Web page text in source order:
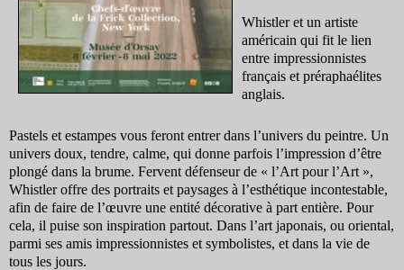
Whistler et un artiste
américain qui fit le lien
entre impressionnistes
français et préraphaélites
anglais.
Pastels et estampes vous feront entrer dans l’univers du peintre. Un
univers doux, tendre, calme, qui donne parfois l’impression d’être
plongé dans la brume. Fervent défenseur de « l’Art pour l’Art »,
Whistler offre des portraits et paysages à l’esthétique incontestable,
afin de faire de l’œuvre une entité décorative à part entière. Pour
cela, il puise son inspiration partout. Dans l’art japonais, ou oriental,
parmi ses amis impressionnistes et symbolistes, et dans la vie de
tous les jours.